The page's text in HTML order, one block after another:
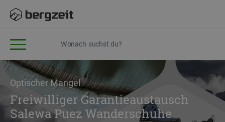
Optischer Mangel
Freiwilliger Garantieaustausch
Salewa Puez Wanderschuhe